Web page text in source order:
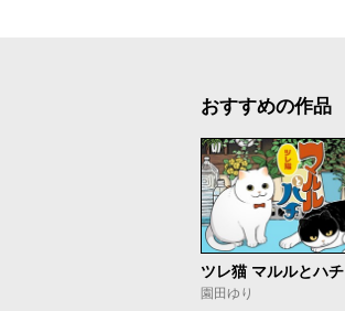
おすすめの作品
ツレ猫 マルルとハチ
園田ゆり